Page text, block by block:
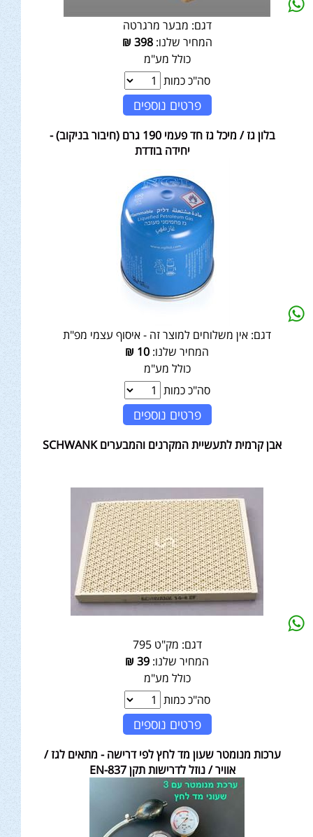
דגם: מבער מרגרטה
המחיר שלנו:398
₪
כולל מע"מ
סה"כ כמות
פרטים נוספים
בלון גז / מיכל גז חד פעמי 190 גרם (חיבור בניקוב) -
יחידה בודדת
דגם: אין משלוחים למוצר זה - איסוף עצמי מפ"ת
המחיר שלנו: 10
₪
כולל מע"מ
סה"כ כמות
פרטים נוספים
אבן קרמית לתעשיית המקרנים והמבערים SCHWANK
דגם: מק"ט 795
המחיר שלנו: 39
₪
כולל מע"מ
סה"כ כמות
פרטים נוספים
ערכות מנומטר שעון מד לחץ לפי דרישה - מתאים לגז /
אוויר / נוזל לדרישות תקן EN-837